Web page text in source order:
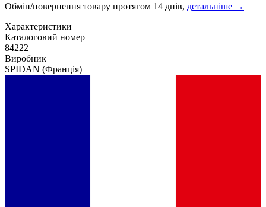
Обмін/повернення товару протягом 14 днів, детальніше →
Характеристики
Каталоговий номер
84222
Виробник
SPIDAN (Франція)